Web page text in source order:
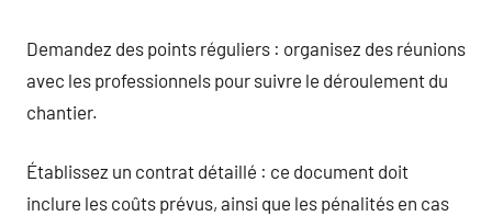
Demandez des points réguliers : organisez des réunions
avec les professionnels pour suivre le déroulement du
chantier.
Établissez un contrat détaillé : ce document doit
inclure les coûts prévus, ainsi que les pénalités en cas